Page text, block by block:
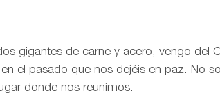
gigantes de carne y acero, vengo del
el pasado que nos dejéis en paz. No
donde nos reunimos.